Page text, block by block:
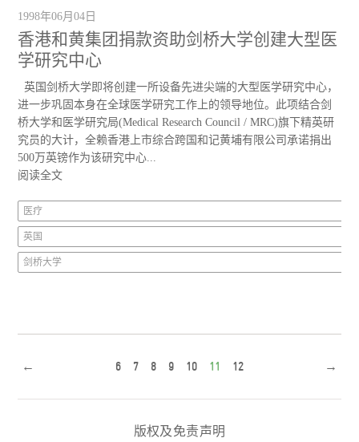
1998年06月04日
香港和黄集团捐款资助剑桥大学创建大型医
学研究中心
英国剑桥大学即将创建一所设备先进尖端的大型医学研究中心，
进一步巩固本身在全球医学研究工作上的领导地位。此项结合剑
桥大学和医学研究局(Medical Research Council / MRC)旗下精英研
究员的大计，全赖香港上市综合跨国和记黄埔有限公司承诺捐出
500万英镑作为该研究中心...
阅读全文
医疗
英国
剑桥大学
← 6 7 8 9 10 11 12 →
版权及免责声明